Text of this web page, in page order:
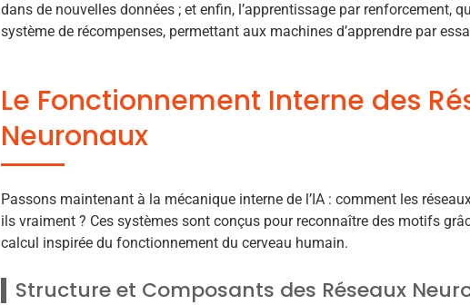
dans de nouvelles données ; et enfin, l’apprentissage par renforcement,
système de récompenses, permettant aux machines d’apprendre par
Le Fonctionnement Interne des
Neuronaux
Passons maintenant à la mécanique interne de l’IA : comment les
ils vraiment ? Ces systèmes sont conçus pour reconnaître des motifs
calcul inspirée du fonctionnement du cerveau humain.
Structure et Composants des Réseaux